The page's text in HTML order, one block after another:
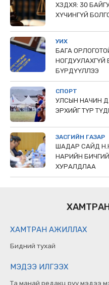
ХЗДХЯ: 30
ХҮЧИНГҮЙ
УИХ
БАГА
НОГДУУЛАХГҮЙ
БҮРДҮҮЛЛЭЭ
СПОРТ
УЛСЫН НАЧИН
ЭРХИЙГ ТҮР
ЗАСГИЙН ГАЗАР
ШАДАР САЙД
НАРИЙН
ХУРАЛДЛАА
ХАМТРАН АЖИЛЛАХ
Бидний тухай
МЭДЭЭ ИЛГЭЭХ
Та манай редакц руу мэдээ